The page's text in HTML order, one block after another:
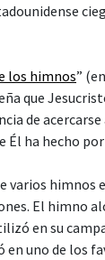
los himnos”
que
de
ha hecho
varios himnos
El himno
en su
uno de los